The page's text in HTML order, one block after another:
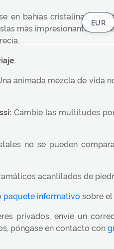
CONTACTO
en bahías cristalinas,
más impresionantes de
animada mezcla de vida
Cambie las multitudes
no se pueden
acantilados de
paquete informativo sobre
privados, envíe un
póngase en contacto con